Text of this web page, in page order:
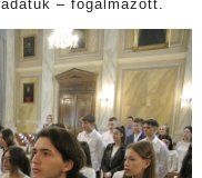
– fogalmazott.